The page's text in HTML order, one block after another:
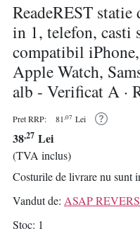
ReadeREST statie
in 1, telefon, casti
compatibil
Apple Watch,
alb - Verificat A ·
Pret RRP: 81,07 Lei
38,27 Lei
(TVA inclus)
Costurile de livrare nu sunt
Vandut de: ASAP
Stoc 1